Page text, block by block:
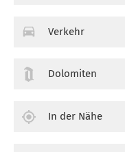
Verkehr
Dolomiten
In der Nähe